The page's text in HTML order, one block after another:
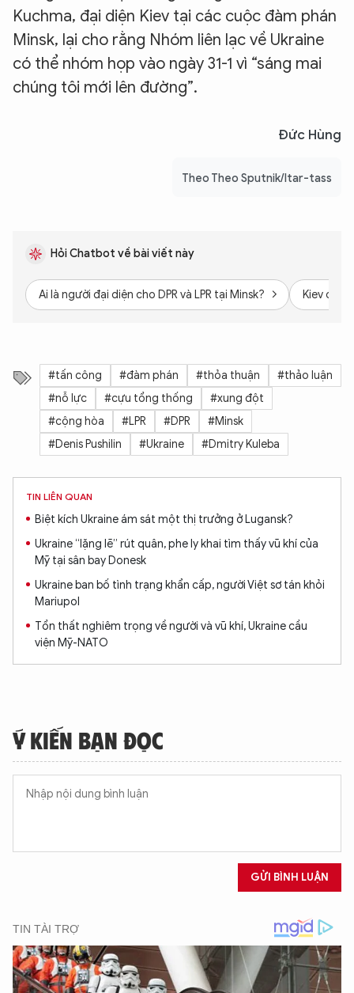
Kuchma, đại diện Kiev tại các cuộc đàm phán
Minsk, lại cho rằng Nhóm liên lạc về Ukraine
có thể nhóm họp vào ngày 31-1 vì “sáng mai
chúng tôi mới lên đường”.
Đức Hùng
Theo Theo Sputnik/Itar-tass
Hỏi Chatbot về bài viết này
Ai là người đại diện cho DPR và LPR tại Minsk? Kiev có
#tấn công #đàm phán #thỏa thuận
#thảo luận
#nỗ lực
#cựu tổng thống
#xung đột
#cộng hòa
#LPR #DPR
#Minsk
#Denis Pushilin
#Ukraine #Dmitry Kuleba
TIN LIÊN QUAN
Biệt kích Ukraine ám sát một thị trưởng ở Lugansk?
Ukraine “lặng lẽ” rút quân, phe ly khai tìm thấy vũ khí của
Mỹ tại sân bay Donesk
Ukraine ban bố tình trạng khẩn cấp, người Việt sơ tán khỏi
Mariupol
Tổn thất nghiêm trọng về người và vũ khí, Ukraine cầu
viện Mỹ-NATO
Ý KIẾN BẠN ĐỌC
GỬI BÌNH LUẬN